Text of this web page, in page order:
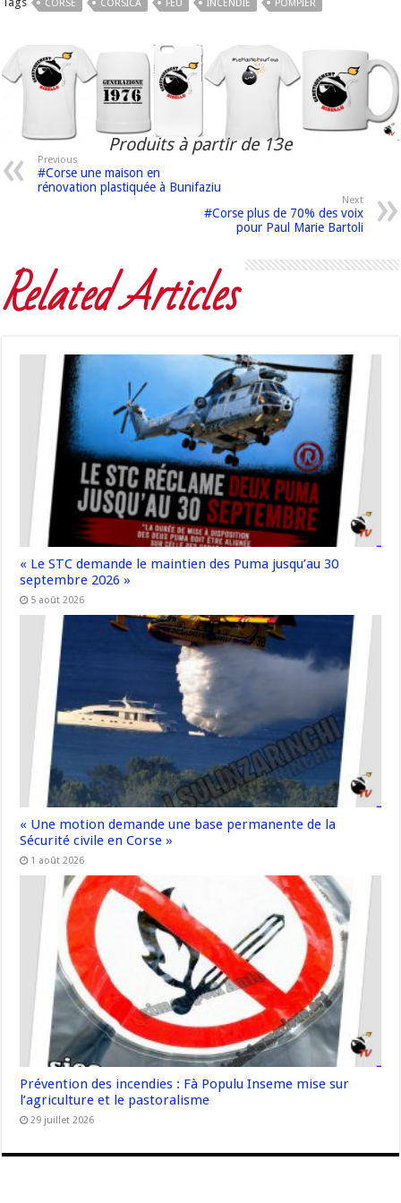
CORSE CORSICA FEU INCENDIE POMPIER
Produits à partir de 13e
Previous
#Corse une maison en
rénovation plastiquée à Bunifaziu
Next
#Corse plus de 70% des voix
pour Paul Marie Bartoli
Related Articles
« Le STC demande le maintien des Puma jusqu’au 30
septembre 2026 »
5 août 2026
« Une motion demande une base permanente de la
Sécurité civile en Corse »
1 août 2026
Prévention des incendies : Fà Populu Inseme mise sur
l’agriculture et le pastoralisme
29 juillet 2026